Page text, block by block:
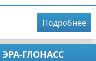
Подробнее
ЭРА-ГЛОНАСС